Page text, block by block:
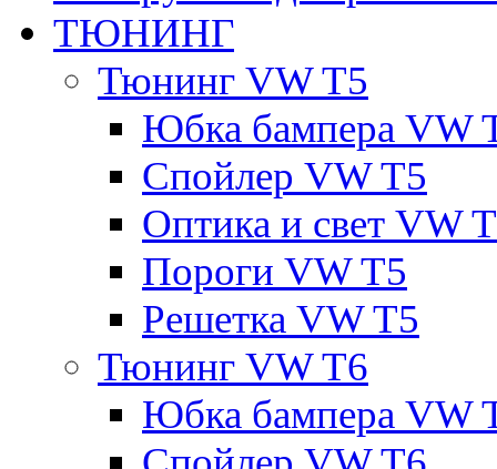
ТЮНИНГ
Тюнинг VW T5
Юбка бампера VW
Спойлер VW T5
Оптика и свет VW
Пороги VW T5
Решетка VW T5
Тюнинг VW T6
Юбка бампера VW